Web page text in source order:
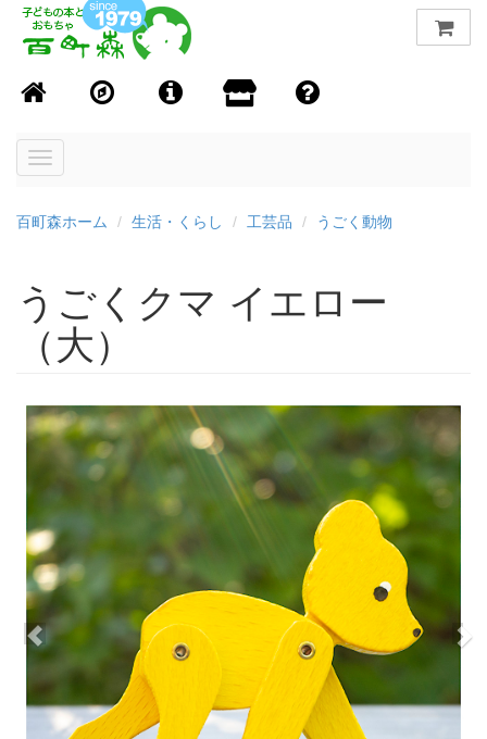
Toggle
百町森ホーム 生活・くらし 工芸品 うごく動物
うごくクマ イエロー
（大）